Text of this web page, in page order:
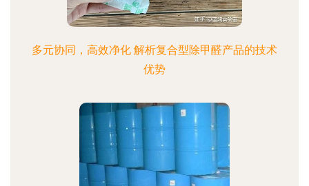
多元协同，高效净化 解析复合型除甲醛产品的技术
优势